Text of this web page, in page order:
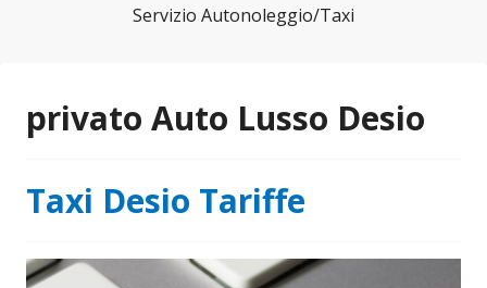
Servizio Autonoleggio/Taxi
privato Auto Lusso Desio
Taxi Desio Tariffe